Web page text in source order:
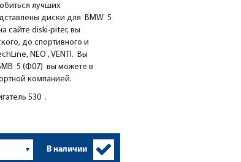
лучших
диски для BMW 5
сайте diski-piter, вы
до спортивного и
NEO , VENTI. Вы
5 (Ф07) вы можете в
компанией.
530 .
В наличии